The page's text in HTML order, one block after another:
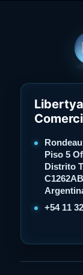
Piso 5
Distrito
+54 11